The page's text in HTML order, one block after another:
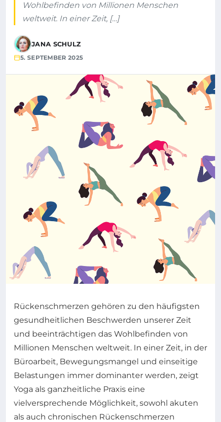
Wohlbefinden von Millionen Menschen
weltweit. In einer Zeit, […]
JANA SCHULZ
5. SEPTEMBER 2025
Rückenschmerzen gehören zu den häufigsten
gesundheitlichen Beschwerden unserer Zeit
und beeinträchtigen das Wohlbefinden von
Millionen Menschen weltweit. In einer Zeit, in der
Büroarbeit, Bewegungsmangel und einseitige
Belastungen immer dominanter werden, zeigt
Yoga als ganzheitliche Praxis eine
vielversprechende Möglichkeit, sowohl akuten
als auch chronischen Rückenschmerzen